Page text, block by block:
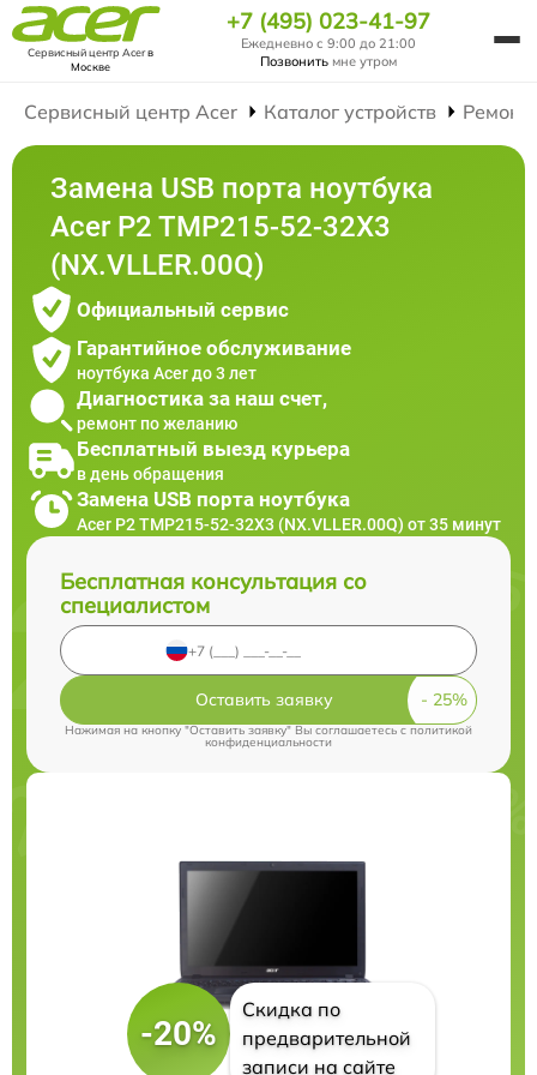
Сервисный центр Acerв
Москве
+7 (495) 023-41-97
Ежедневно с 9:00 до 21:00
Позвонить мне утром
Сервисный центр Acer Каталог устройств Ремонт
Замена USB порта ноутбука
Acer P2 TMP215-52-32X3
(NX.VLLER.00Q)
Официальный сервис
Гарантийное обслуживание
ноутбука Acer до 3 лет
Диагностика за наш счет,
ремонт по желанию
Бесплатный выезд курьера
в день обращения
Замена USB порта ноутбука
Acer P2 TMP215-52-32X3 (NX.VLLER.00Q) от 35 минут
Бесплатная консультация со
специалистом
Оставить заявку
Нажимая на кнопку "Оставить заявку" Вы соглашаетесь cполитикой
конфиденциальности
-20%
Скидка по
предварительной
записи на сайте